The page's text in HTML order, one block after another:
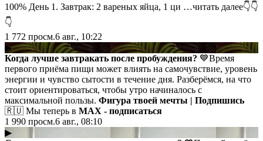
100% День 1. Завтрак: 2 вареных яйца, 1 ци …читать далее👇👇
👇
1 772 просм.6 авг., 10:22
▶
Когда лучше завтракать после пробуждения? 💙Время
первого приёма пищи может влиять на самочувствие, уровень
энергии и чувство сытости в течение дня. Разберёмся, на что
стоит ориентироваться, чтобы утро начиналось с
максимальной пользы. Фигура твоей мечты | Подпишись
🇷🇺 Мы теперь в MAX - подписаться
1 990 просм.6 авг., 08:10
▶